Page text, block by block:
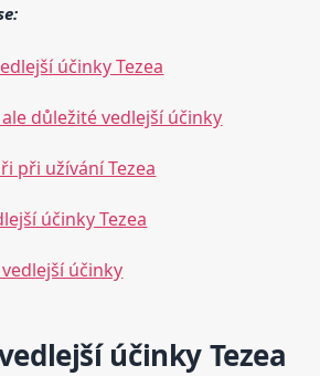
účinky Tezea
důležité vedlejší účinky
při užívání Tezea
účinky Tezea
vedlejší účinky
účinky Tezea